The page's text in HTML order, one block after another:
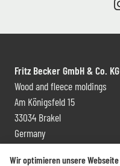
Fritz Becker GmbH & Co. KG
Wood and fleece moldings
Am Königsfeld 15
33034 Brakel
Germany
Contact and distribution
Wir optimieren unsere Webseite